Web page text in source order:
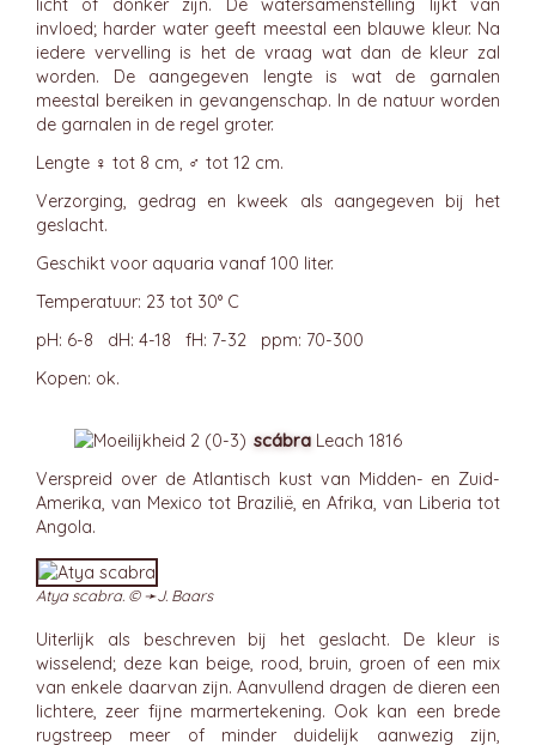
licht of donker zijn. De watersamenstelling lijkt van
invloed; harder water geeft meestal een blauwe kleur. Na
iedere vervelling is het de vraag wat dan de kleur zal
worden. De aangegeven lengte is wat de garnalen
meestal bereiken in gevangenschap. In de natuur worden
de garnalen in de regel groter.
Lengte ♀ tot 8 cm, ♂ tot 12 cm.
Verzorging, gedrag en kweek als aangegeven bij het
geslacht.
Geschikt voor aquaria vanaf 100 liter.
Temperatuur: 23 tot 30° C
pH: 6-8 dH: 4-18 fH: 7-32 ppm: 70-300
Kopen: ok.
scábra Leach 1816
Verspreid over de Atlantisch kust van Midden- en Zuid-
Amerika, van Mexico tot Brazilië, en Afrika, van Liberia tot
Angola.
Atya scabra. © ➛J. Baars
Uiterlijk als beschreven bij het geslacht. De kleur is
wisselend; deze kan beige, rood, bruin, groen of een mix
van enkele daarvan zijn. Aanvullend dragen de dieren een
lichtere, zeer fijne marmertekening. Ook kan een brede
rugstreep meer of minder duidelijk aanwezig zijn,